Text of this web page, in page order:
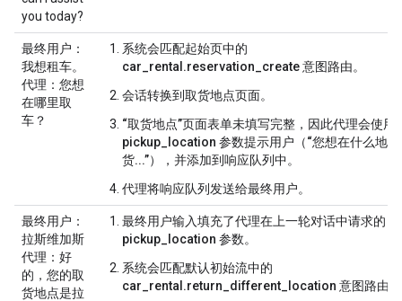
you today?
最终用户 ：
我想租车。
代理 ：您想
在哪里取
车？
系统会匹配起始页中的
car_rental.reservation_create意图路由。
会话转换到取货地点页面。
“取货地点”页面表单未填写完整，因此代理会使用
pickup_location 参数提示用户（“您想在什么地
货...”）， 并添加到响应队列中。
代理将响应队列发送给最终用户。
最终用户 ：
拉斯维加斯
代理 ：好
的，您的取
货地点是拉
最终用户输入填充了代理在上一轮对话中请求的
pickup_location 参数。
系统会匹配默认初始流中的
car_rental.return_different_location 意图路由。